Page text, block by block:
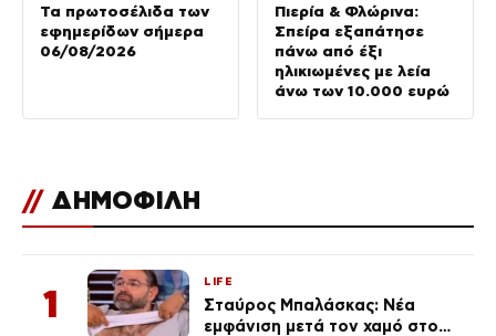
Τα πρωτοσέλιδα των
εφημερίδων σήμερα
06/08/2026
Πιερία & Φλώρινα:
Σπείρα εξαπάτησε
πάνω από έξι
ηλικιωμένες με λεία
άνω των 10.000 ευρώ
// ΔΗΜΟΦΙΛΗ
1
LIFE
Σταύρος Μπαλάσκας: Νέα
εμφάνιση μετά τον χαμό στο